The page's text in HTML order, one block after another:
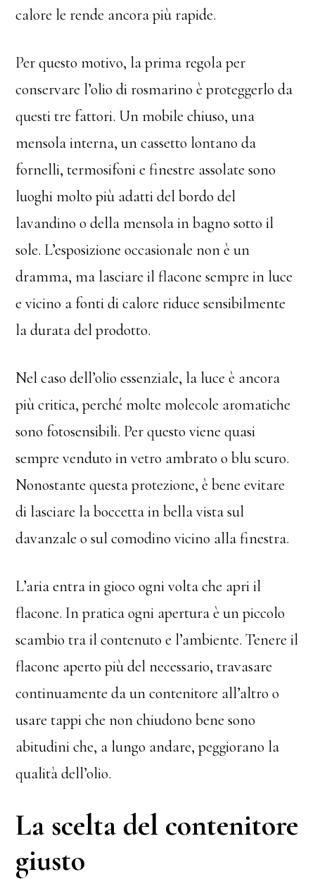
calore le rende ancora più rapide.
Per questo motivo, la prima regola per
conservare l’olio di rosmarino è proteggerlo da
questi tre fattori. Un mobile chiuso, una
mensola interna, un cassetto lontano da
fornelli, termosifoni e finestre assolate sono
luoghi molto più adatti del bordo del
lavandino o della mensola in bagno sotto il
sole. L’esposizione occasionale non è un
dramma, ma lasciare il flacone sempre in luce
e vicino a fonti di calore riduce sensibilmente
la durata del prodotto.
Nel caso dell’olio essenziale, la luce è ancora
più critica, perché molte molecole aromatiche
sono fotosensibili. Per questo viene quasi
sempre venduto in vetro ambrato o blu scuro.
Nonostante questa protezione, è bene evitare
di lasciare la boccetta in bella vista sul
davanzale o sul comodino vicino alla finestra.
L’aria entra in gioco ogni volta che apri il
flacone. In pratica ogni apertura è un piccolo
scambio tra il contenuto e l’ambiente. Tenere il
flacone aperto più del necessario, travasare
continuamente da un contenitore all’altro o
usare tappi che non chiudono bene sono
abitudini che, a lungo andare, peggiorano la
qualità dell’olio.
La scelta del contenitore
giusto